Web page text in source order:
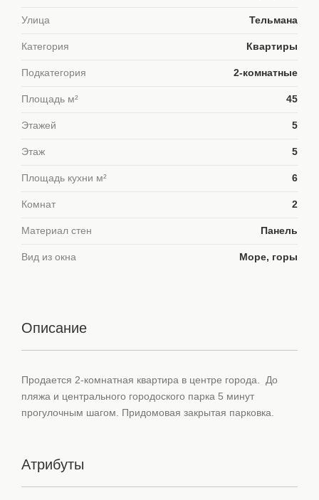
Улица Тельмана
Категория Квартиры
Подкатегория 2-комнатные
Площадь м² 45
Этажей 5
Этаж 5
Площадь кухни м² 6
Комнат 2
Материал стен Панель
Вид из окна Море, горы
Описание
Продается 2-комнатная квартира в центре города. До
пляжа и центрального городоского парка 5 минут
прогулочным шагом. Придомовая закрытая парковка.
Атрибуты